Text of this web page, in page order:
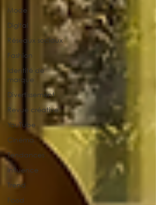
Mode
Digital
Réseaux sociaux
Fashion
Identité de
marque
Divertissement
Revue créative
YouTube
Cinéma
Tendances
Influence
Trend
Food